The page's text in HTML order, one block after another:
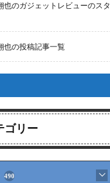
也のガジェットレビューのスタ
也の投稿記事一覧
ゴリー
490